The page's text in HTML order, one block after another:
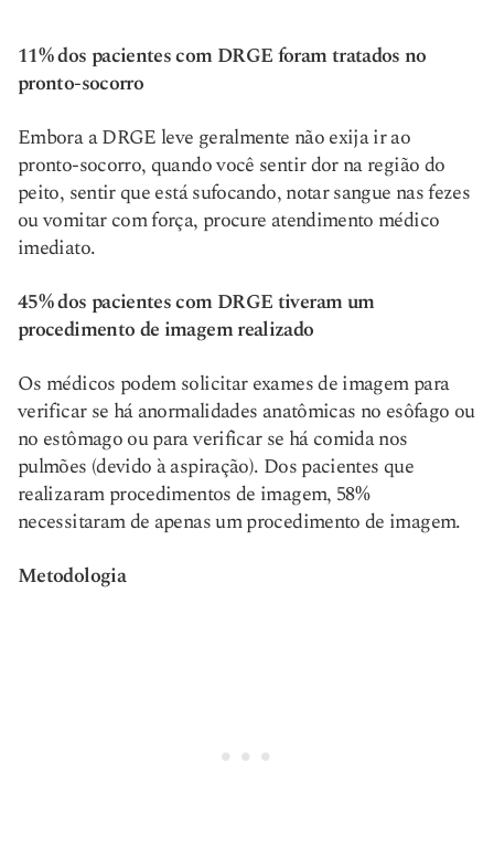
11% dos pacientes com DRGE foram tratados no
pronto-socorro
Embora a DRGE leve geralmente não exija ir ao
pronto-socorro, quando você sentir dor na região do
peito, sentir que está sufocando, notar sangue nas fezes
ou vomitar com força, procure atendimento médico
imediato.
45% dos pacientes com DRGE tiveram um
procedimento de imagem realizado
Os médicos podem solicitar exames de imagem para
verificar se há anormalidades anatômicas no esôfago ou
no estômago ou para verificar se há comida nos
pulmões (devido à aspiração). Dos pacientes que
realizaram procedimentos de imagem, 58%
necessitaram de apenas um procedimento de imagem.
Metodologia